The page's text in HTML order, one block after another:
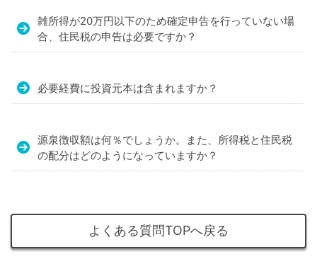
雑所得が20万円以下のため確定申告を行っていない場
合、住民税の申告は必要ですか？
必要経費に投資元本は含まれますか？
源泉徴収額は何％でしょうか。また、所得税と住民税
の配分はどのようになっていますか？
よくある質問TOPへ戻る